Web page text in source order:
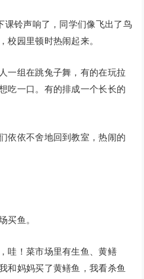
铃声响了，同学们像飞出了鸟
校园里顿时热闹起来。
组在跳兔子舞，有的在玩拉
吃一口。有的排成一个长长的
依不舍地回到教室，热闹的
鱼。
！菜市场里有生鱼、黄鳝
和妈妈买了黄鳝鱼，我看杀鱼